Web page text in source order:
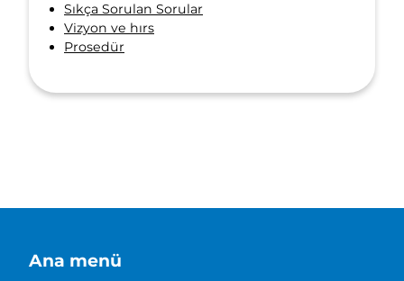
Sıkça Sorulan Sorular
Vizyon ve hırs
Prosedür
Ana menü